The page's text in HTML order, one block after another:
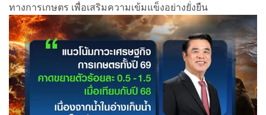
ทางการเกษตร เพื่อเสริมความเข้มแข็งอย่างยั่งยืน